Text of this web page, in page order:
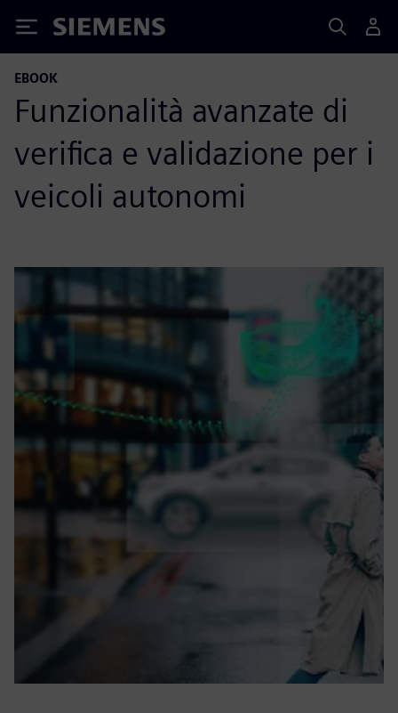
Siemens
EBOOK
Funzionalità avanzate di
verifica e validazione per i
veicoli autonomi